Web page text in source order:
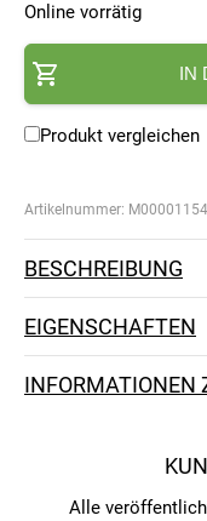
Online vorrätig
IN
Produkt vergleichen
Artikelnummer:
BESCHREIBUNG
EIGENSCHAFTEN
INFORMATIONEN
Alle